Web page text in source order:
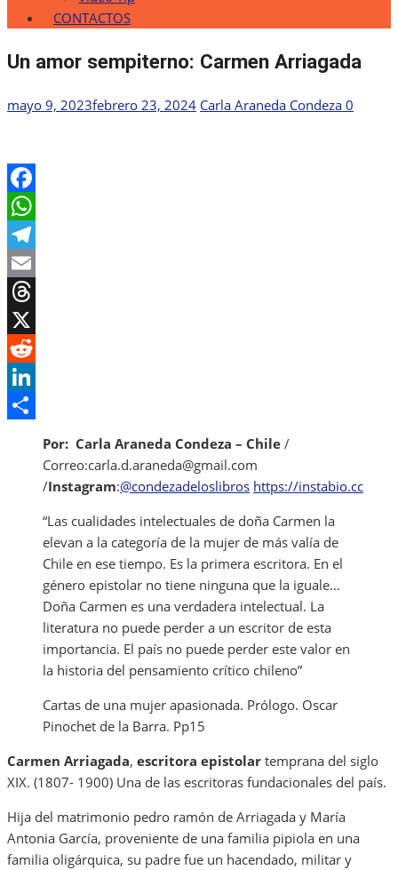
CONTACTOS
Un amor sempiterno: Carmen Arriagada
Publicada
mayo 9, 2023febrero 23, 2024Autor
Carla Araneda Condeza 0
Facebook
WhatsApp
Telegram
Email
Threads
X
Reddit
LinkedIn
Por: Carla Araneda Condeza – Chile /
Correo:carla.d.araneda@gmail.com
/Instagram:@condezadeloslibros https://instabio.cc
“Las cualidades intelectuales de doña Carmen la
elevan a la categoría de la mujer de más valía de
Chile en ese tiempo. Es la primera escritora. En el
género epistolar no tiene ninguna que la iguale…
Doña Carmen es una verdadera intelectual. La
literatura no puede perder a un escritor de esta
importancia. El país no puede perder este valor en
la historia del pensamiento crítico chileno”
Cartas de una mujer apasionada. Prólogo. Oscar
Pinochet de la Barra. Pp15
Carmen Arriagada, escritora epistolar temprana del siglo
XIX. (1807- 1900) Una de las escritoras fundacionales del país.
Hija del matrimonio pedro ramón de Arriagada y María
Antonia García, proveniente de una familia pipiola en una
familia oligárquica, su padre fue un hacendado, militar y